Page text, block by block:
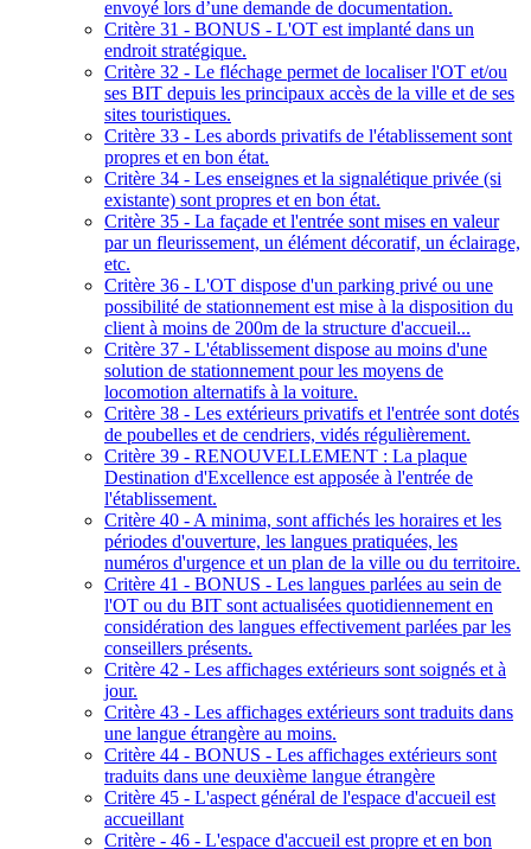
envoyé lors d’une demande de documentation.
Critère 31 - BONUS - L'OT est implanté dans un
endroit stratégique.
Critère 32 - Le fléchage permet de localiser l'OT et/ou
ses BIT depuis les principaux accès de la ville et de ses
sites touristiques.
Critère 33 - Les abords privatifs de l'établissement sont
propres et en bon état.
Critère 34 - Les enseignes et la signalétique privée (si
existante) sont propres et en bon état.
Critère 35 - La façade et l'entrée sont mises en valeur
par un fleurissement, un élément décoratif, un éclairage,
etc.
Critère 36 - L'OT dispose d'un parking privé ou une
possibilité de stationnement est mise à la disposition du
client à moins de 200m de la structure d'accueil...
Critère 37 - L'établissement dispose au moins d'une
solution de stationnement pour les moyens de
locomotion alternatifs à la voiture.
Critère 38 - Les extérieurs privatifs et l'entrée sont dotés
de poubelles et de cendriers, vidés régulièrement.
Critère 39 - RENOUVELLEMENT : La plaque
Destination d'Excellence est apposée à l'entrée de
l'établissement.
Critère 40 - A minima, sont affichés les horaires et les
périodes d'ouverture, les langues pratiquées, les
numéros d'urgence et un plan de la ville ou du territoire.
Critère 41 - BONUS - Les langues parlées au sein de
l'OT ou du BIT sont actualisées quotidiennement en
considération des langues effectivement parlées par les
conseillers présents.
Critère 42 - Les affichages extérieurs sont soignés et à
jour.
Critère 43 - Les affichages extérieurs sont traduits dans
une langue étrangère au moins.
Critère 44 - BONUS - Les affichages extérieurs sont
traduits dans une deuxième langue étrangère
Critère 45 - L'aspect général de l'espace d'accueil est
accueillant
Critère - 46 - L'espace d'accueil est propre et en bon